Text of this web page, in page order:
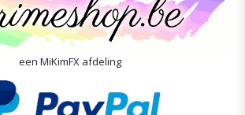
een MiKimFX afdeling